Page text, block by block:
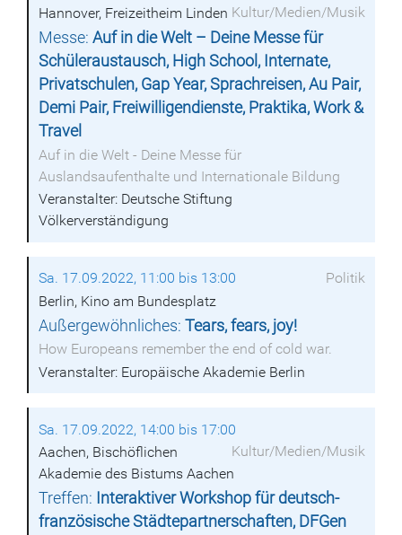
Kultur/Medien/Musik
Hannover, Freizeitheim Linden
Messe:Auf in die Welt – Deine Messe für
Schüleraustausch, High School, Internate,
Privatschulen, Gap Year, Sprachreisen, Au Pair,
Demi Pair, Freiwilligendienste, Praktika, Work &
Travel
Auf in die Welt - Deine Messe für
Auslandsaufenthalte und Internationale Bildung
Veranstalter: Deutsche Stiftung
Völkerverständigung
Sa. 17.09.2022, 11:00 bis 13:00
Politik
Berlin, Kino am Bundesplatz
Außergewöhnliches:Tears, fears, joy!
How Europeans remember the end of cold war.
Veranstalter: Europäische Akademie Berlin
Sa. 17.09.2022, 14:00 bis 17:00
Kultur/Medien/Musik
Aachen, Bischöflichen
Akademie des Bistums Aachen
Treffen: Interaktiver Workshop für deutsch-
französische Städtepartnerschaften, DFGen